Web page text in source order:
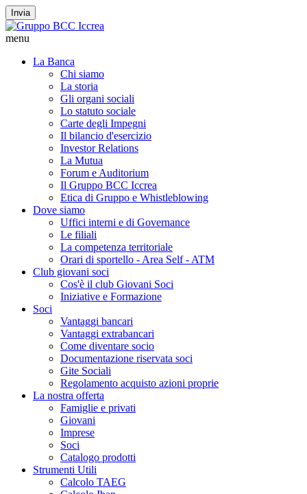
Invia
menu
La Banca
Chi siamo
La storia
Gli organi sociali
Lo statuto sociale
Carte degli Impegni
Il bilancio d'esercizio
Investor Relations
La Mutua
Forum e Auditorium
Il Gruppo BCC Iccrea
Etica di Gruppo e Whistleblowing
Dove siamo
Uffici interni e di Governance
Le filiali
La competenza territoriale
Orari di sportello - Area Self - ATM
Club giovani soci
Cos'è il club Giovani Soci
Iniziative e Formazione
Soci
Vantaggi bancari
Vantaggi extrabancari
Come diventare socio
Documentazione riservata soci
Gite Sociali
Regolamento acquisto azioni proprie
La nostra offerta
Famiglie e privati
Giovani
Imprese
Soci
Catalogo prodotti
Strumenti Utili
Calcolo TAEG